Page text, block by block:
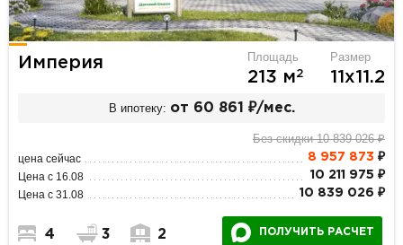
Империя Площадь
213 м2
Размер
11х11.2
В ипотеку: от 60 861 ₽/мес.
Без скидки 10 839 026 ₽
цена сейчас 8 957 873 ₽
Цена с 16.08 10 211 975 ₽
Цена с 31.08 10 839 026 ₽
4 3 2 ПОЛУЧИТЬ РАСЧЕТ